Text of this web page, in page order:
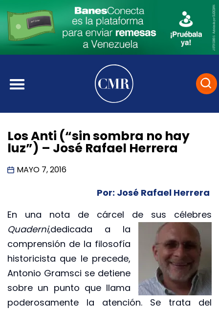
Los Anti (“sin sombra no hay
luz”) – José Rafael Herrera
MAYO 7, 2016
Por: José Rafael Herrera
En una nota de cárcel de sus célebres
Quaderni,dedicada a la
comprensión de la filosofía
historicista que le precede,
Antonio Gramsci se detiene
sobre un punto que llama
poderosamente la atención. Se trata del